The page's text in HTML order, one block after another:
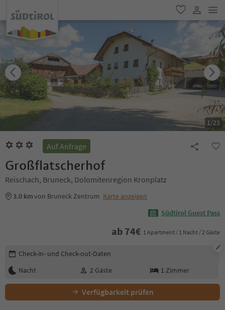
favorit
user link
1/23
Auf Anfrage
Großflatscherhof
Reischach, Bruneck, Dolomitenregion Kronplatz
3.0 kmvon Bruneck Zentrum Karte anzeigen
Südtirol Guest Pass
ab 74€ 1 Apartment / 1 Nacht / 2 Gäste
Buchungsdetails bearbeiten
Check-in- und Check-out-Daten
Nacht
2 Gäste 1 Zimmer
Verfügbarkeit prüfen